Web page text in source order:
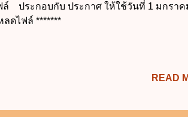
ล์ ประกอบกับ ประกาศ ให้ใช้วันที่ 1 มกราค
ดไฟล์ *******
READ